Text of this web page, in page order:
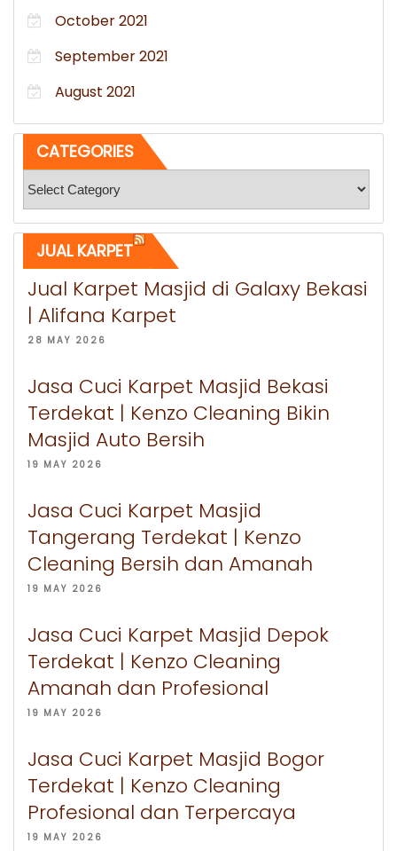
October 2021
September 2021
August 2021
CATEGORIES
JUAL KARPET
Jual Karpet Masjid di Galaxy Bekasi
| Alifana Karpet
28 MAY 2026
Jasa Cuci Karpet Masjid Bekasi
Terdekat | Kenzo Cleaning Bikin
Masjid Auto Bersih
19 MAY 2026
Jasa Cuci Karpet Masjid
Tangerang Terdekat | Kenzo
Cleaning Bersih dan Amanah
19 MAY 2026
Jasa Cuci Karpet Masjid Depok
Terdekat | Kenzo Cleaning
Amanah dan Profesional
19 MAY 2026
Jasa Cuci Karpet Masjid Bogor
Terdekat | Kenzo Cleaning
Profesional dan Terpercaya
19 MAY 2026